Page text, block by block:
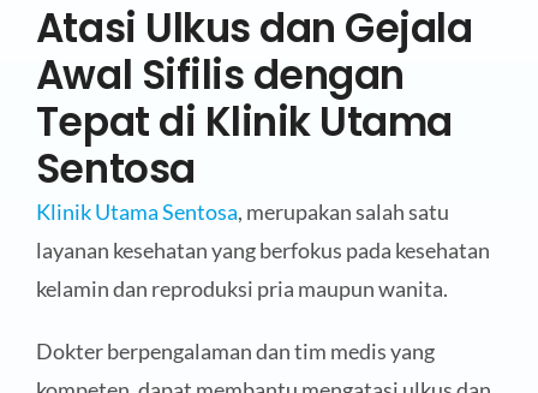
Atasi Ulkus dan Gejala
Awal Sifilis dengan
Tepat di Klinik Utama
Sentosa
Klinik Utama Sentosa, merupakan salah satu
layanan kesehatan yang berfokus pada kesehatan
kelamin dan reproduksi pria maupun wanita.
Dokter berpengalaman dan tim medis yang